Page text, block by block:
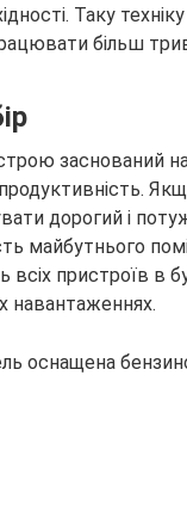
Таку
більш
заснований на
дорогий і
майбутнього
всіх пристроїв в
навантаженнях.
оснащена